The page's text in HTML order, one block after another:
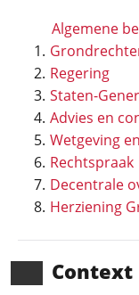
Algemene
Regering
Staten-
Advies en
Wetgeving
Rechtspraak
Decentrale
Herziening
Context